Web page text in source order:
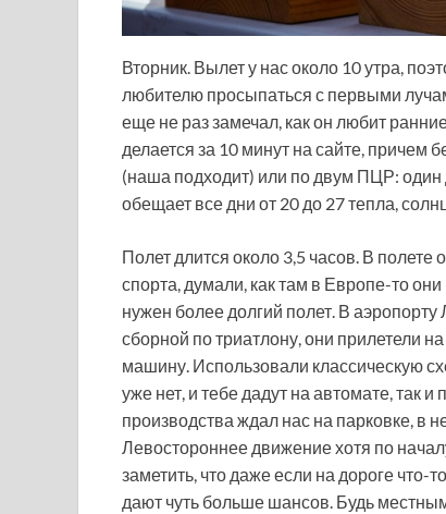
Вторник. Вылет у нас около 10 утра,
любителю просыпаться с первыми
еще не раз замечал, как он любит
делается за 10 минут на сайте, причем
(наша подходит) или по двум ПЦР: один
обещает все дни от 20 до 27 тепла,
Полет длится около 3,5 часов. В
спорта, думали, как там в Европе-то
нужен более долгий полет. В
сборной по триатлону, они прилетели
машину. Использовали классическую
уже нет, и тебе дадут на автомате, так
производства ждал нас на парковке, в
Левостороннее движение хотя по
заметить, что даже если на дороге что-
дают чуть больше шансов. Будь